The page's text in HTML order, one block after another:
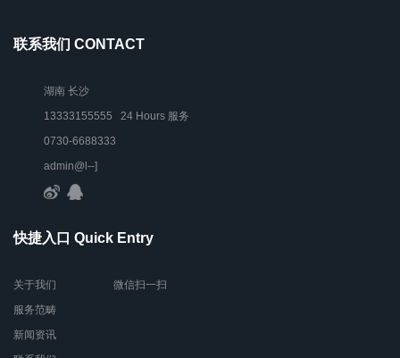
联系我们 CONTACT
湖南 长沙
13333155555 24 Hours 服务
0730-6688333
admin@l--]
快捷入口 Quick Entry
关于我们
服务范畴
新闻资讯
微信扫一扫